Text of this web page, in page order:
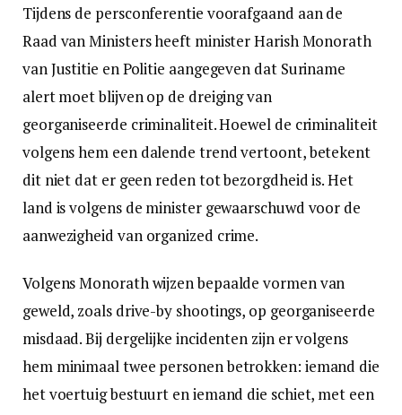
Tijdens de persconferentie voorafgaand aan de
Raad van Ministers heeft minister Harish Monorath
van Justitie en Politie aangegeven dat Suriname
alert moet blijven op de dreiging van
georganiseerde criminaliteit. Hoewel de criminaliteit
volgens hem een dalende trend vertoont, betekent
dit niet dat er geen reden tot bezorgdheid is. Het
land is volgens de minister gewaarschuwd voor de
aanwezigheid van organized crime.
Volgens Monorath wijzen bepaalde vormen van
geweld, zoals drive-by shootings, op georganiseerde
misdaad. Bij dergelijke incidenten zijn er volgens
hem minimaal twee personen betrokken: iemand die
het voertuig bestuurt en iemand die schiet, met een